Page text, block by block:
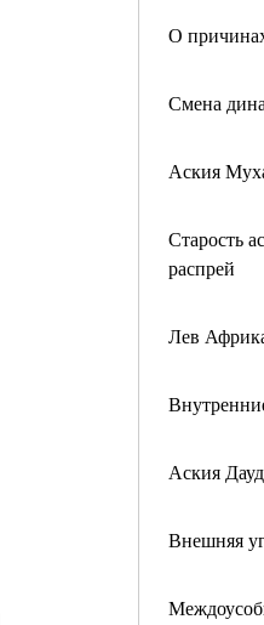
О
Смена
Аския
Старость
распрей
Лев
Аския
Внешняя